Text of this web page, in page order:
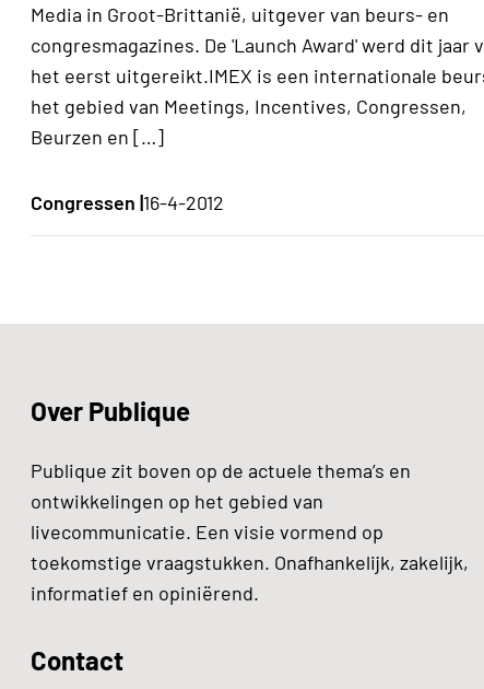
Media in Groot-Brittanië, uitgever van beurs- en
congresmagazines. De 'Launch Award' werd dit jaar
het eerst uitgereikt.IMEX is een internationale
het gebied van Meetings, Incentives, Congressen,
Beurzen en […]
Congressen |16-4-2012
Over Publique
Publique zit boven op de actuele thema’s en
ontwikkelingen op het gebied van
livecommunicatie. Een visie vormend op
toekomstige vraagstukken. Onafhankelijk, zakelijk,
informatief en opiniërend.
Contact